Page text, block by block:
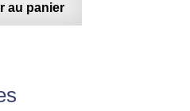
au panier